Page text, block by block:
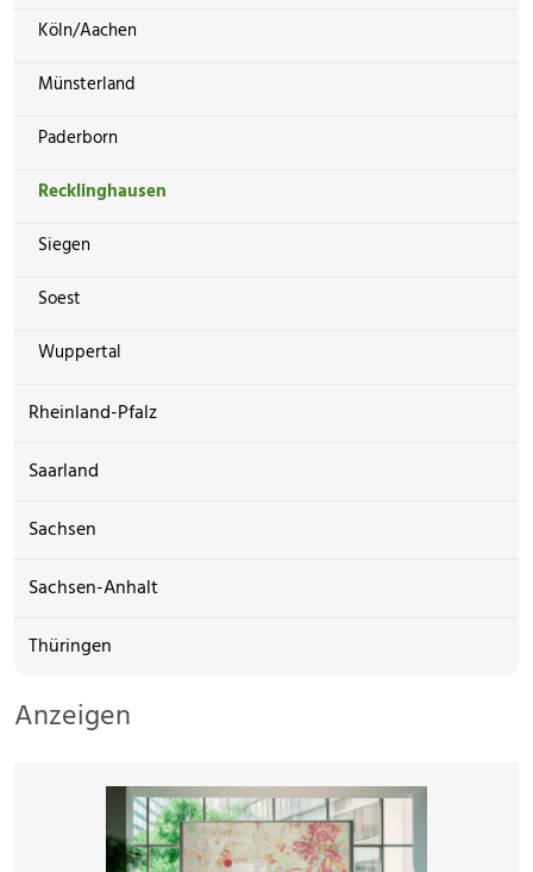
Köln/Aachen
Münsterland
Paderborn
Recklinghausen
Siegen
Soest
Wuppertal
Rheinland-Pfalz
Saarland
Sachsen
Sachsen-Anhalt
Thüringen
Anzeigen